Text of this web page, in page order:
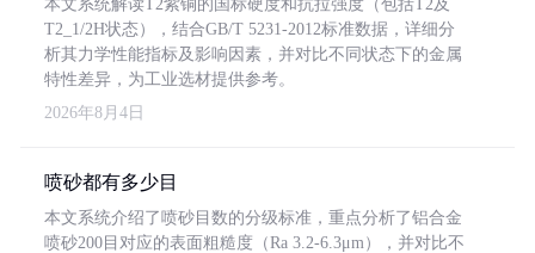
本文系统解读T2紫铜的国标硬度和抗拉强度（包括T2及
T2_1/2H状态），结合GB/T 5231-2012标准数据，详细分
析其力学性能指标及影响因素，并对比不同状态下的金属
特性差异，为工业选材提供参考。
2026年8月4日
喷砂都有多少目
本文系统介绍了喷砂目数的分级标准，重点分析了铝合金
喷砂200目对应的表面粗糙度（Ra 3.2-6.3μm），并对比不